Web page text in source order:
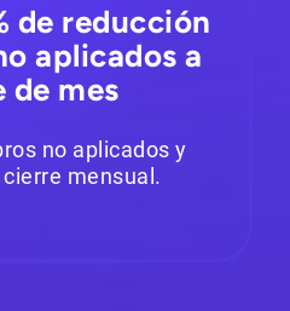
de reducción
aplicados a
de mes
no aplicados y
mensual.